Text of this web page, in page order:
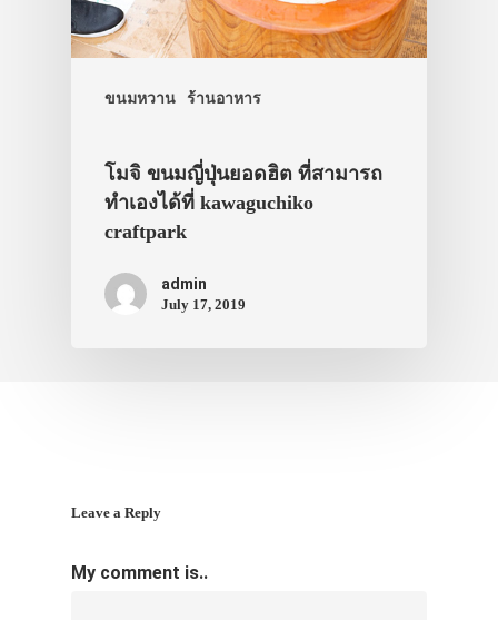
ขนมหวาน ร้านอาหาร
โมจิ ขนมญี่ปุ่นยอดฮิต ที่สามารถ
ทำเองได้ที่ kawaguchiko
craftpark
admin
July 17, 2019
Leave a Reply
My comment is..